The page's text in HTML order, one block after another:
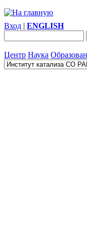
Вход | ENGLISH
Центр Наука